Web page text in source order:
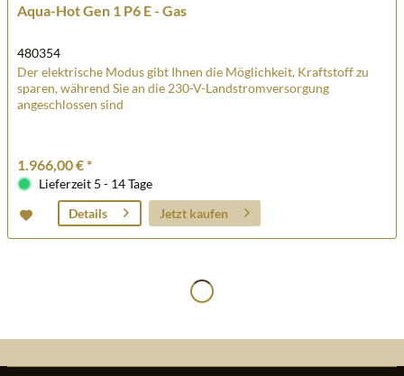
Aqua-Hot Gen 1 P6 E - Gas
480354
Der elektrische Modus gibt Ihnen die Möglichkeit, Kraftstoff zu
sparen, während Sie an die 230-V-Landstromversorgung
angeschlossen sind
1.966,00 € *
Lieferzeit 5 - 14 Tage
Details
Jetzt kaufen